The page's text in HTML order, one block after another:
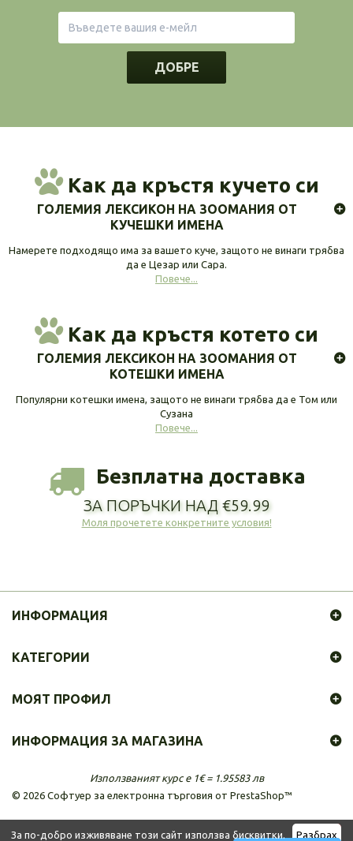
За по-добро изживяване този сайт използва бисквитки. Разбрах
ДОБРЕ
Как да кръстя кучето си
ГОЛЕМИЯ ЛЕКСИКОН НА ЗООМАНИЯ ОТ
КУЧЕШКИ ИМЕНА
Намерете подходящо има за вашето куче, защото не винаги трябва
да е Цезар или Сара.
Повече...
Как да кръстя котето си
ГОЛЕМИЯ ЛЕКСИКОН НА ЗООМАНИЯ ОТ
КОТЕШКИ ИМЕНА
Популярни котешки имена, защото не винаги трябва да е Том или
Сузана
Повече...
Безплатна доставка
ЗА ПОРЪЧКИ НАД €59.99
Моля прочетете конкретните условия!
ИНФОРМАЦИЯ
© 2026 Софтуер за електронна търговия от PrestaShop™
КАТЕГОРИИ
МОЯТ ПРОФИЛ
ИНФОРМАЦИЯ ЗА МАГАЗИНА
Използваният курс е 1€ = 1.95583 лв